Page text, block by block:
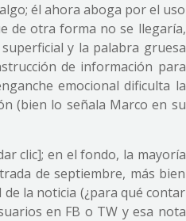
él ahora aboga por el uso
de otra forma no se llegaría,
y la palabra gruesa
de información para
emocional dificulta la
(bien lo señala Marco en su
clic]; en el fondo, la mayoría
de septiembre, más bien
la noticia (¿para qué contar
en FB o TW y esa nota